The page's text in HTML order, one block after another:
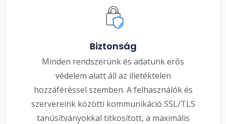
Biztonság
Minden rendszerünk és adatunk erős
védelem alatt áll az illetéktelen
hozzáféréssel szemben. A felhasználók és
szervereink közötti kommunikáció SSL/TLS
tanúsítványokkal titkosított, a maximális